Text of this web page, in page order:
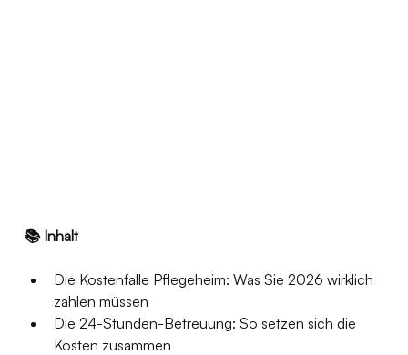
📚 Inhalt
Die Kostenfalle Pflegeheim: Was Sie 2026 wirklich
zahlen müssen
Die 24-Stunden-Betreuung: So setzen sich die
Kosten zusammen